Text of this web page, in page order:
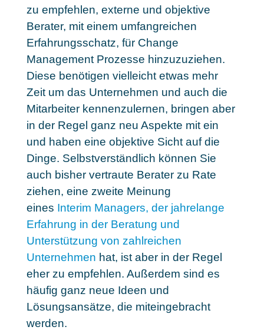
zu empfehlen, externe und objektive
Berater, mit einem umfangreichen
Erfahrungsschatz, für Change
Management Prozesse hinzuzuziehen.
Diese benötigen vielleicht etwas mehr
Zeit um das Unternehmen und auch die
Mitarbeiter kennenzulernen, bringen aber
in der Regel ganz neu Aspekte mit ein
und haben eine objektive Sicht auf die
Dinge. Selbstverständlich können Sie
auch bisher vertraute Berater zu Rate
ziehen, eine zweite Meinung
eines Interim Managers, der jahrelange
Erfahrung in der Beratung und
Unterstützung von zahlreichen
Unternehmen hat, ist aber in der Regel
eher zu empfehlen. Außerdem sind es
häufig ganz neue Ideen und
Lösungsansätze, die miteingebracht
werden.